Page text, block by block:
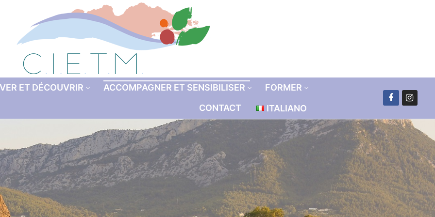
ET DÉCOUVRIR ACCOMPAGNER ET SENSIBILISER
FORMER
CONTACT
ITALIANO